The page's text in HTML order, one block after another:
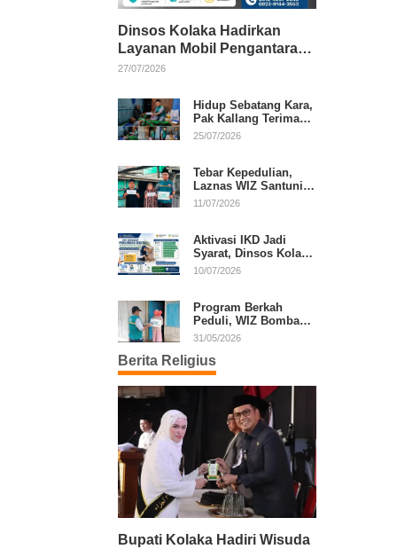
Dinsos Kolaka Hadirkan
Layanan Mobil Pengantaran
Gratis bagi Pasien Penerima
27/07/2026
Hidup Sebatang Kara,
Pak Kallang Terima
Bantuan dari Laznas
25/07/2026
Tebar Kepedulian,
Laznas WIZ Santuni
Anak Yatim dan
11/07/2026
Aktivasi IKD Jadi
Syarat, Dinsos Kolaka
Sosialisasikan
10/07/2026
Program Berkah
Peduli, WIZ Bombana
Bantu Lansia dan
31/05/2026
Berita Religius
Bupati Kolaka Hadiri Wisuda